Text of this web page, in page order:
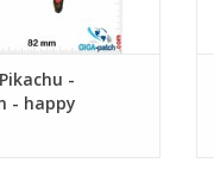
-
- happy